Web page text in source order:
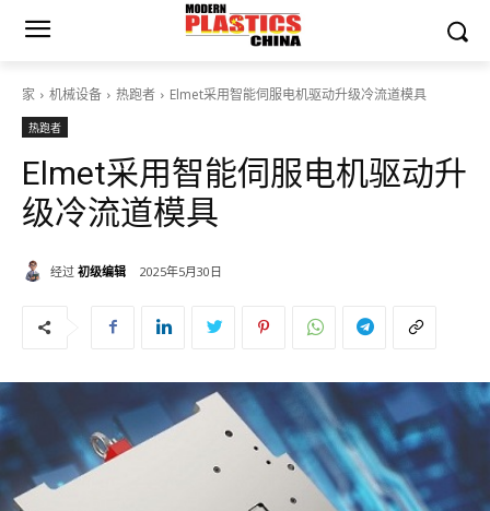
家 机械设备 热跑者 Elmet采用智能伺服电机驱动升级冷流道模具
热跑者
Elmet采用智能伺服电机驱动升
级冷流道模具
经过 初级编辑 2025年5月30日